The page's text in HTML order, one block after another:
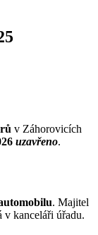
v Záhorovicích
uzavřeno.
. Majitel
v kanceláři úřadu.